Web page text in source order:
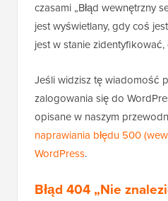
czasami „Błąd wewnętrzny
jest wyświetlany, gdy coś
jest w stanie
Jeśli widzisz tę wiadomość
zalogowania się do
opisane w naszym
naprawiania błędu 500
WordPress.
Błąd 404 „Nie